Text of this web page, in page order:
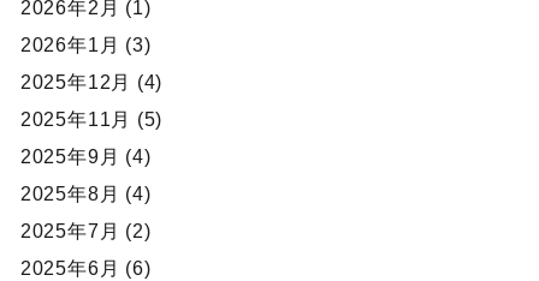
2026年2月 (1)
2026年1月 (3)
2025年12月 (4)
2025年11月 (5)
2025年9月 (4)
2025年8月 (4)
2025年7月 (2)
2025年6月 (6)